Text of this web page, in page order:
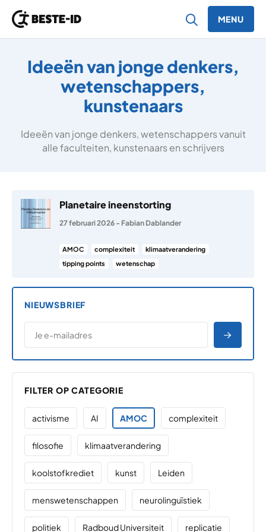
MENU
Ideeën van jonge denkers,
wetenschappers,
kunstenaars
Ideeën van jonge denkers, wetenschappers vanuit
alle faculteiten, kunstenaars en schrijvers
Planetaire ineenstorting
27 februari 2026 - Fabian Dablander
AMOC complexiteit
klimaatverandering
tipping points
wetenschap
NIEUWSBRIEF
E-MAILADRES
*
FILTER OP CATEGORIE
activisme AI AMOC complexiteit
filosofie klimaatverandering
koolstofkrediet kunst Leiden
menswetenschappen neurolinguïstiek
politiek Radboud Universiteit replicatie